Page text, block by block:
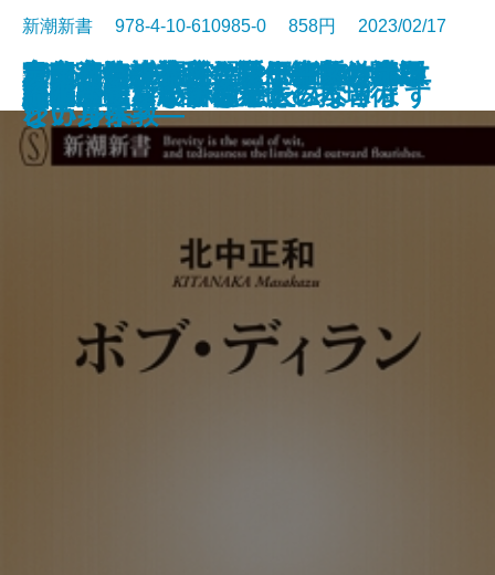
目的への抵抗―シリーズ哲学講話
―
2035年の中国―習近平路線は生き
残るか―
不老脳
国難のインテリジェンス
マイ遍路―札所住職が歩いた四国
八十八ヶ所―
東京大学の式辞―歴代総長の贈る
言葉―
官邸官僚が本音で語る権力の使い
方
うらやましいボケかた
NHK受信料の研究
山本由伸 常識を変える投球術
新潮新書 978-4-10-610985-0 858円 2023/02/17
新書電子書籍あり
ボブ・ディラン
脳の闇
正義の味方が苦手です
悪さをしない子は悪人になります
患者が知らない開業医の本音
誰が農業を殺すのか
寿命ハック―死なない細胞、老い
ない身体―
シチリアの奇跡―マフィアからエ
シカルへ―
流山がすごい
デマ・陰謀論・カルト―スマホ教
という宗教―